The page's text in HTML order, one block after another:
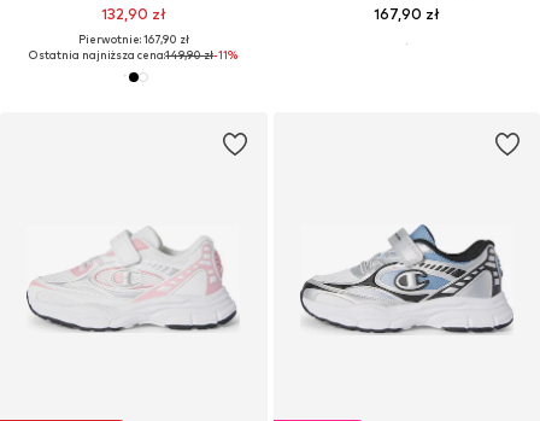
132,90 zł
Pierwotnie: 167,90 zł
Ostatnia najniższa cena:149,90 zł-11%
167,90 zł